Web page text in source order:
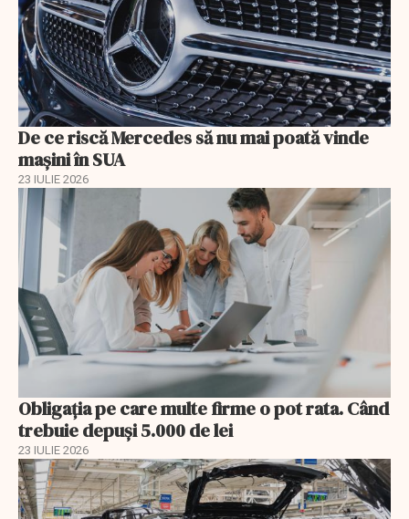
De ce riscă Mercedes să nu mai poată vinde
mașini în SUA
23 IULIE 2026
Obligația pe care multe firme o pot rata. Când
trebuie depuși 5.000 de lei
23 IULIE 2026